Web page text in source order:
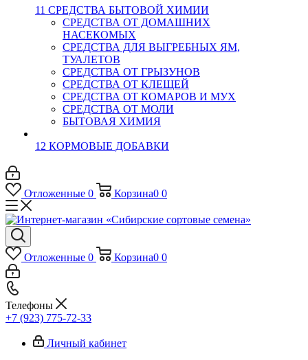
11 СРЕДСТВА БЫТОВОЙ ХИМИИ
СРЕДСТВА ОТ ДОМАШНИХ
НАСЕКОМЫХ
СРЕДСТВА ДЛЯ ВЫГРЕБНЫХ ЯМ,
ТУАЛЕТОВ
СРЕДСТВА ОТ ГРЫЗУНОВ
СРЕДСТВА ОТ КЛЕЩЕЙ
СРЕДСТВА ОТ КОМАРОВ И МУХ
СРЕДСТВА ОТ МОЛИ
БЫТОВАЯ ХИМИЯ
12 КОРМОВЫЕ ДОБАВКИ
Отложенные 0 Корзина0 0
Отложенные 0 Корзина0 0
Телефоны
+7 (923) 775-72-33
Личный кабинет